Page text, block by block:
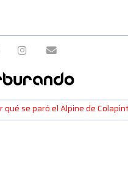
qué se paró el Alpine de